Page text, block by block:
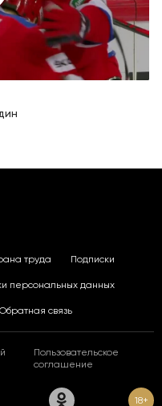
труда Подписки
персональных данных
Обратная связь
Пользовательское
соглашение
18+